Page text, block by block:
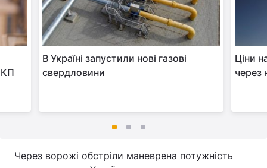
В Україні запустили нові газові
свердловини
Ціни
через
Через ворожі обстріли маневрена потужність